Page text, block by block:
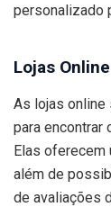
personalizado
Lojas Online
As lojas online
para
Elas oferecem
além de
de avaliações